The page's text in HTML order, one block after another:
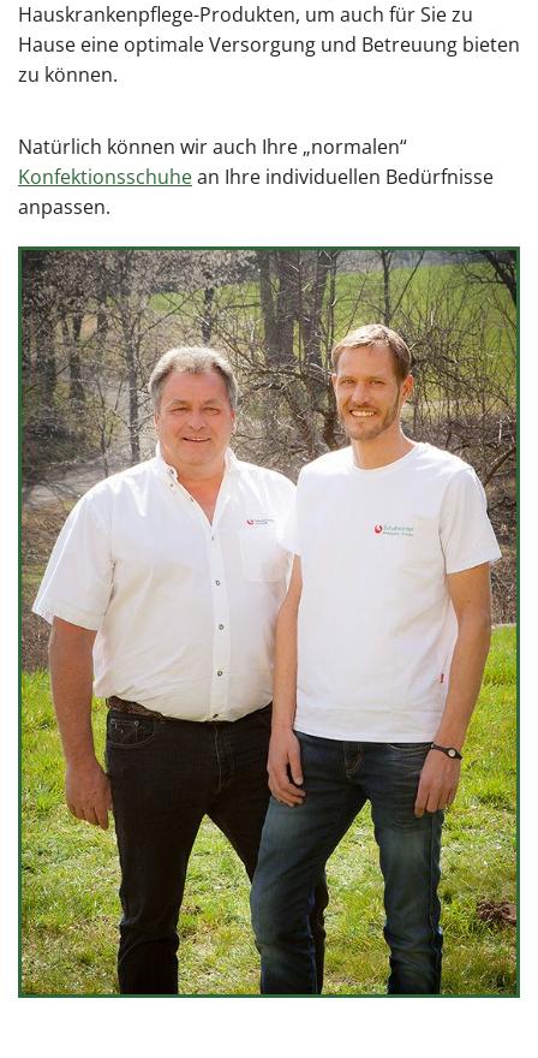
Hauskrankenpflege-Produkten, um auch für Sie zu
Hause eine optimale Versorgung und Betreuung bieten
zu können.
Natürlich können wir auch Ihre „normalen“
Konfektionsschuhean Ihre individuellen Bedürfnisse
anpassen.